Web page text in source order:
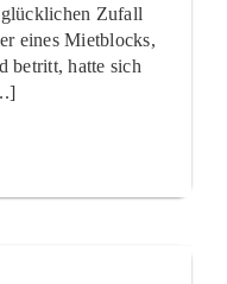
Zufall
eines Mietblocks,
betritt, hatte sich